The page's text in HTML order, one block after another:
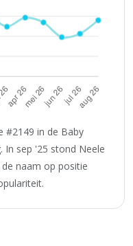
#2149 in de Baby
In sep '25 stond Neele
naam op positie